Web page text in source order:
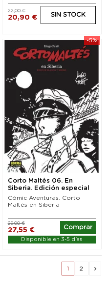
20,90 €
22,00 €
SIN STOCK
-5%
Corto Maltés 06. En
Siberia. Edición especial
Blanco y Negro
Cómic Aventuras. Corto
Maltés en Siberia
27,55 €
29,00 €
Comprar
Disponible en 3-5 días
1 2